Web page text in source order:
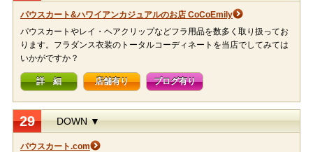
パウスカート&ハワイアンカジュアルのお店 CoCoEmily
パウスカートやレイ・ヘアクリップなどフラ用品を数多く取り扱ってお
ります。フラダンス衣装のトータルコーディネートを当店でしてみては
いかがですか？
詳 細 店舗有り ブログ有り
29 DOWN ▼
パウスカート.com